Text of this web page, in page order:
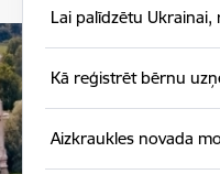
Lai palīdzētu
Kā reģistrēt bērnu
Aizkraukles novada